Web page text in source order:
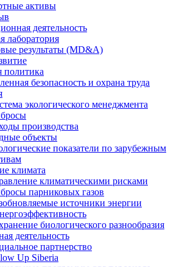
активы
деятельность
лаборатория
результаты (MD&A)
политика
безопасность и охрана труда
экологического менеджмента
производства
объекты
показатели по зарубежным
климата
климатическими рисками
парниковых газов
источники энергии
биологического разнообразия
деятельность
партнерство
Up Siberia